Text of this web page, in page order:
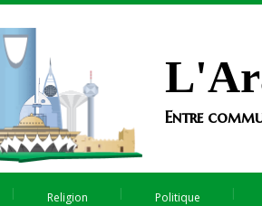
Entre
Religion Politique